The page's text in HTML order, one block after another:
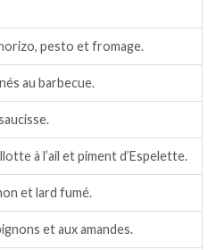
pesto et fromage.
au barbecue.
à l’ail et piment d’Espelette.
et lard fumé.
et aux amandes.